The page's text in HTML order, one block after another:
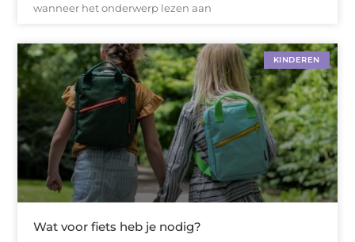
wanneer het onderwerp lezen aan
KINDEREN
Wat voor fiets heb je nodig?